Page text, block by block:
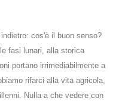
cos'è il buon senso?
fasi lunari, alla storica
portano irrimediabilmente a
rifarci alla vita agricola,
Nulla a che vedere con